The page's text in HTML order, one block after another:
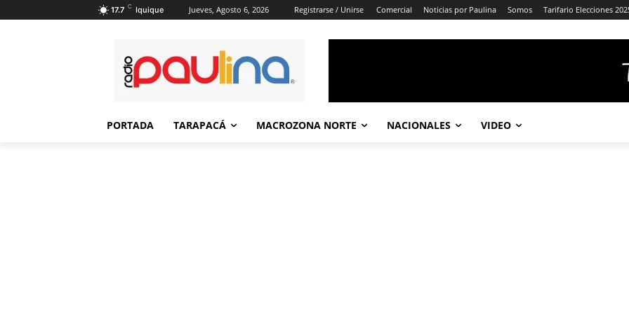
17.7 C Iquique Jueves, Agosto 6, 2026 Registrarse / Unirse Comercial Noticias por Paulina Somos Tarifario Elecciones
PORTADA TARAPACÁ MACROZONA NORTE NACIONALES VIDEO